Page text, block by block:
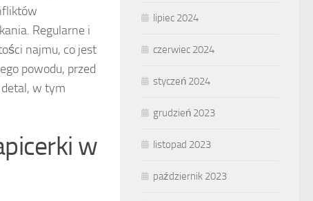
Regularne i
najmu, co jest
powodu, przed
w tym
w
lipiec 2024
czerwiec 2024
styczeń 2024
grudzień 2023
listopad 2023
październik 2023